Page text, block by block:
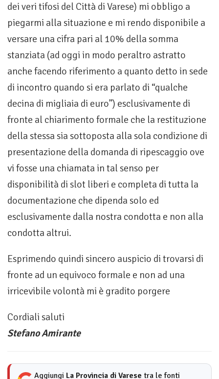
dei veri tifosi del Città di Varese) mi obbligo a
piegarmi alla situazione e mi rendo disponibile a
versare una cifra pari al 10% della somma
stanziata (ad oggi in modo peraltro astratto
anche facendo riferimento a quanto detto in sede
di incontro quando si era parlato di “qualche
decina di migliaia di euro”) esclusivamente di
fronte al chiarimento formale che la restituzione
della stessa sia sottoposta alla sola condizione di
presentazione della domanda di ripescaggio ove
vi fosse una chiamata in tal senso per
disponibilità di slot liberi e completa di tutta la
documentazione che dipenda solo ed
esclusivamente dalla nostra condotta e non alla
condotta altrui.
Esprimendo quindi sincero auspicio di trovarsi di
fronte ad un equivoco formale e non ad una
irricevibile volontà mi è gradito porgere
Cordiali saluti
Stefano Amirante
Aggiungi La Provincia di Varese tra le fonti